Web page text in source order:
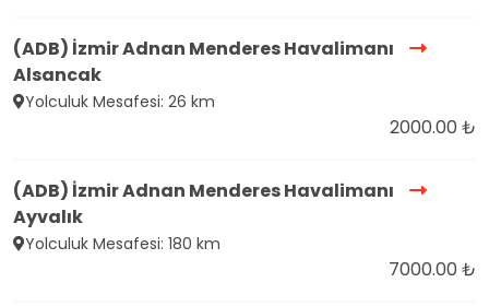
(ADB) İzmir Adnan Menderes Havalimanı
Alsancak
Yolculuk Mesafesi: 26 km
2000.00 ₺
(ADB) İzmir Adnan Menderes Havalimanı
Ayvalık
Yolculuk Mesafesi: 180 km
7000.00 ₺